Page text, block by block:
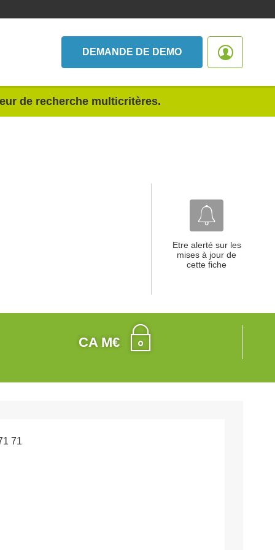
DEMANDE DE DEMO
de recherche multicritères.
Etre alerté sur les
mises à jour de
cette fiche
CA M€
71